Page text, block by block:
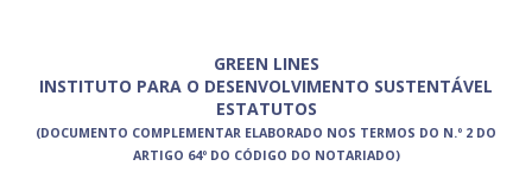
GREEN LINES
INSTITUTO PARA O DESENVOLVIMENTO SUSTENTÁVEL
ESTATUTOS
(DOCUMENTO COMPLEMENTAR ELABORADO NOS TERMOS DO N.º 2 DO
ARTIGO 64º DO CÓDIGO DO NOTARIADO)